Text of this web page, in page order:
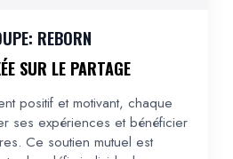
REBORN
SUR LE PARTAGE
positif et motivant, chaque
ses expériences et bénéficier
Ce soutien mutuel est